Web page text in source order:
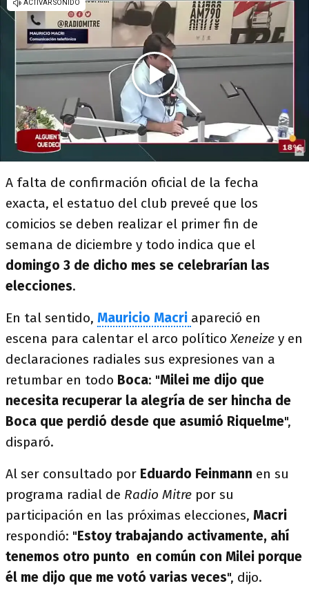
A falta de confirmación oficial de la fecha
exacta, el estatuo del club preveé que los
comicios se deben realizar el primer fin de
semana de diciembre y todo indica que el
domingo 3 de dicho mes se celebrarían las
elecciones.
En tal sentido, Mauricio Macri apareció en
escena para calentar el arco políticoXeneize y en
declaraciones radiales sus expresiones van a
retumbar en todo Boca: "Milei me dijo que
necesita recuperar la alegría de ser hincha de
Boca que perdió desde que asumió Riquelme",
disparó.
Al ser consultado por Eduardo Feinmann en su
programa radial de Radio Mitre por su
participación en las próximas elecciones, Macri
respondió: "Estoy trabajando activamente, ahí
tenemos otro punto en común con Milei porque
él me dijo que me votó varias veces", dijo.